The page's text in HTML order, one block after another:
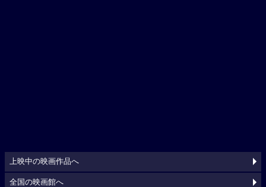
上映中の映画作品へ
全国の映画館へ